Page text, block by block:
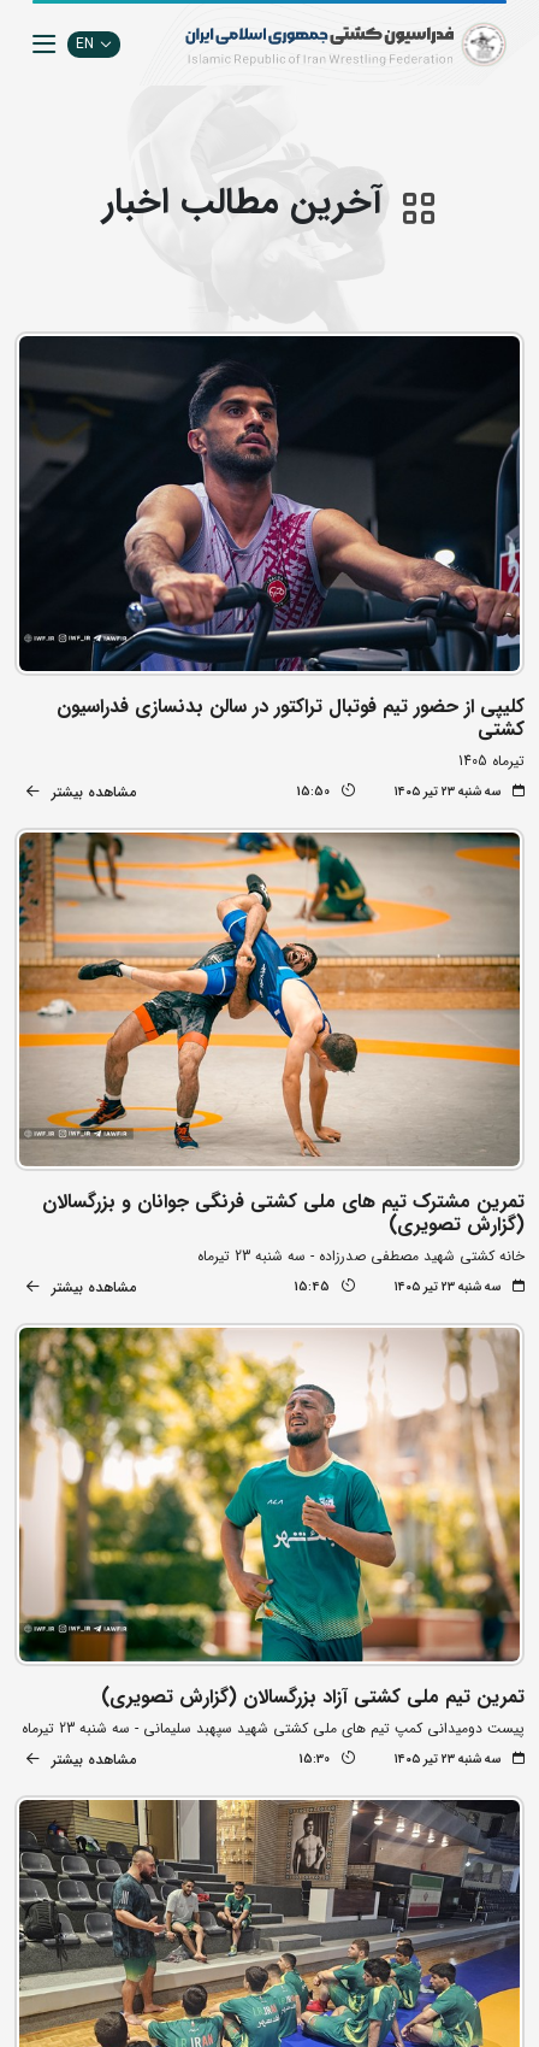
EN
آخرین مطالب اخبار
کلیپی از حضور تیم فوتبال تراکتور در سالن بدنسازی فدراسیون
کشتی
تیرماه 1405
سه شنبه ۲۳ تیر ۱۴۰۵ 15:50 مشاهده بیشتر
تمرین مشترک تیم های ملی کشتی فرنگی جوانان و بزرگسالان
(گزارش تصویری)
خانه کشتی شهید مصطفی صدرزاده - سه شنبه 23 تیرماه
سه شنبه ۲۳ تیر ۱۴۰۵ 15:45 مشاهده بیشتر
تمرین تیم ملی کشتی آزاد بزرگسالان (گزارش تصویری)
پیست دومیدانی کمپ تیم های ملی کشتی شهید سپهبد سلیمانی - سه شنبه 23 تیرماه
سه شنبه ۲۳ تیر ۱۴۰۵ 15:30 مشاهده بیشتر